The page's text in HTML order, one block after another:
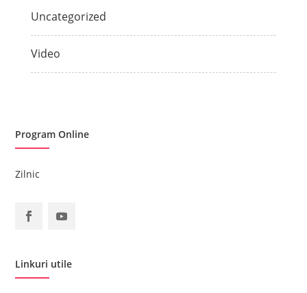
Uncategorized
Video
Program Online
Zilnic
Linkuri utile